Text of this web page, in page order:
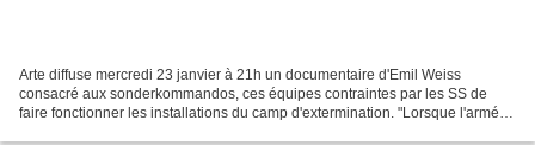
Arte diffuse mercredi 23 janvier à 21h un documentaire d'Emil Weiss
consacré aux sonderkommandos, ces équipes contraintes par les SS de
faire fonctionner les installations du camp d'extermination. "Lorsque l'armée